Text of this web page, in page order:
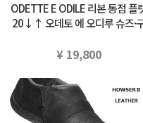
ODETTE E ODILE 리본 동점 플
20↓↑ 오데토 에 오디루 슈즈·
¥ 19,800